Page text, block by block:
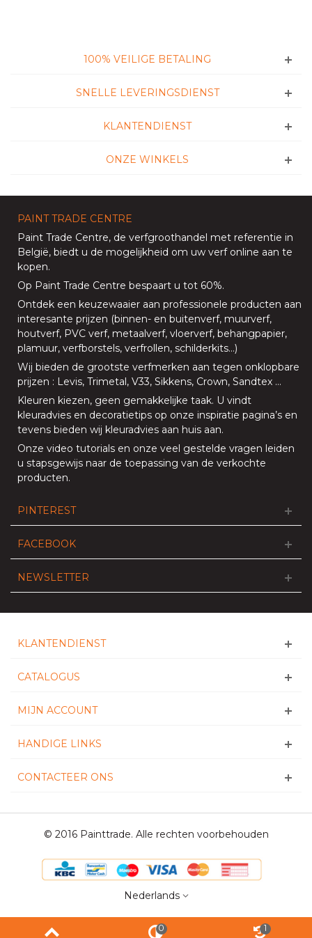
100% VEILIGE BETALING
SNELLE LEVERINGSDIENST
KLANTENDIENST
ONZE WINKELS
PAINT TRADE CENTRE
Paint Trade Centre, de verfgroothandel met referentie in
België, biedt u de mogelijkheid om uw verf online aan te
kopen.
Op Paint Trade Centre bespaart u tot 60%.
Ontdek een keuzewaaier aan professionele producten aan
interesante prijzen (binnen- en buitenverf, muurverf,
houtverf, PVC verf, metaalverf, vloerverf, behangpapier,
plamuur, verfborstels, verfrollen, schilderkits…)
Wij bieden de grootste verfmerken aan tegen onklopbare
prijzen : Levis, Trimetal, V33, Sikkens, Crown, Sandtex …
Kleuren kiezen, geen gemakkelijke taak. U vindt
kleuradvies en decoratietips op onze inspiratie pagina’s en
tevens bieden wij kleuradvies aan huis aan.
Onze video tutorials en onze veel gestelde vragen leiden
u stapsgewijs naar de toepassing van de verkochte
producten.
PINTEREST
FACEBOOK
NEWSLETTER
KLANTENDIENST
CATALOGUS
MIJN ACCOUNT
HANDIGE LINKS
CONTACTEER ONS
© 2016 Painttrade. Alle rechten voorbehouden
Nederlands
0 1